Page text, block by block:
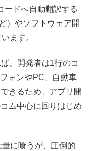
ードへ自動翻訳する
）やソフトウェア開
ます。
、開発者は1行のコ
ォンやPC、自動車
きるため、アプリ開
ム中心に回りはじめ
に喰うが、圧倒的